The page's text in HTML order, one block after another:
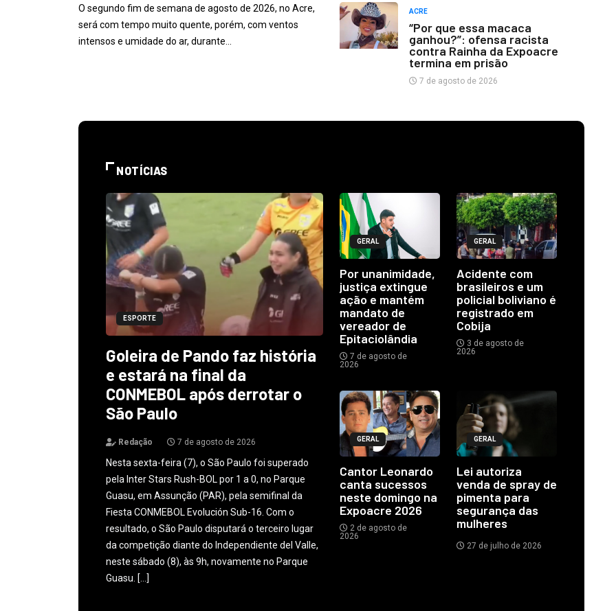
O segundo fim de semana de agosto de 2026, no Acre,
será com tempo muito quente, porém, com ventos
intensos e umidade do ar, durante…
ACRE
“Por que essa macaca
ganhou?”: ofensa racista
contra Rainha da Expoacre
termina em prisão
7 de agosto de 2026
NOTÍCIAS
ESPORTE
Goleira de Pando faz história
e estará na final da
CONMEBOL após derrotar o
São Paulo
Redação 7 de agosto de 2026
Nesta sexta-feira (7), o São Paulo foi superado
pela Inter Stars Rush-BOL por 1 a 0, no Parque
Guasu, em Assunção (PAR), pela semifinal da
Fiesta CONMEBOL Evolución Sub-16. Com o
resultado, o São Paulo disputará o terceiro lugar
da competição diante do Independiente del Valle,
neste sábado (8), às 9h, novamente no Parque
Guasu. […]
GERAL
Por unanimidade,
justiça extingue
ação e mantém
mandato de
vereador de
Epitaciolândia
7 de agosto de
2026
GERAL
Acidente com
brasileiros e um
policial boliviano é
registrado em
Cobija
3 de agosto de
2026
GERAL
Cantor Leonardo
canta sucessos
neste domingo na
Expoacre 2026
2 de agosto de
2026
GERAL
Lei autoriza
venda de spray de
pimenta para
segurança das
mulheres
27 de julho de 2026